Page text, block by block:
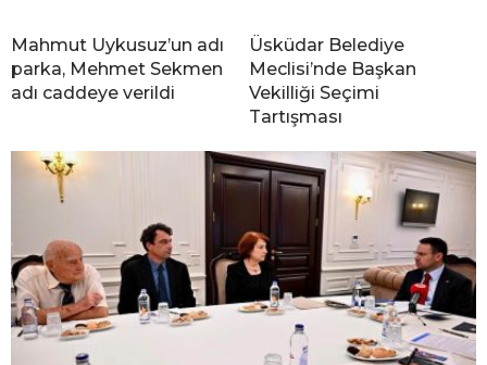
Mahmut Uykusuz’un adı
parka, Mehmet Sekmen
adı caddeye verildi
Üsküdar Belediye
Meclisi’nde Başkan
Vekilliği Seçimi
Tartışması